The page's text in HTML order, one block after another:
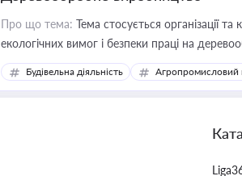
Про що тема: Тема стосується організації
екологічних вимог і безпеки праці на
Будівельна діяльність Агропромисловий